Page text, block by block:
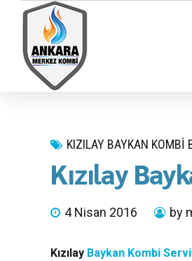
KIZILAY BAYKAN KOMBI
Kızılay
4 Nisan 2016 by
Kızılay Baykan Kombi